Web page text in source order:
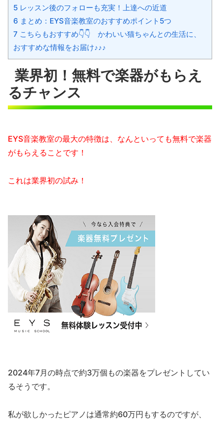
5 レッスン後のフォローも充実！上達への近道
6 まとめ：EYS音楽教室のおすすめポイント5つ
7 こちらもおすすめ👇👇 かわいい猫ちゃんとの生活に、
おすすめな情報をお届け♪♪♪
業界初！無料で楽器がもらえ
るチャンス
EYS音楽教室の最大の特徴は、なんといっても無料で楽器
がもらえることです！
これは業界初の試み！
2024年7月の時点で約3万個もの楽器をプレゼントしてい
るそうです。
私が欲しかったピアノは通常約60万円もするのですが、